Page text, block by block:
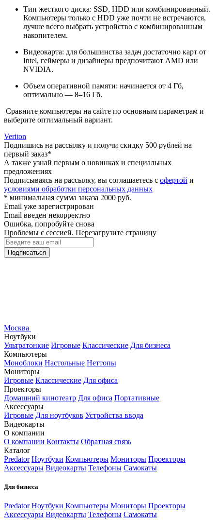
Тип жесткого диска: SSD, HDD или комбинированный.
Компьютеры только с HDD уже почти не встречаются,
лучше всего выбрать устройство с комбинированным
накопителем.
Видеокарта: для большинства задач достаточно карт от
Intel, геймеры и дизайнеры предпочитают AMD или
NVIDIA.
Объем оперативной памяти: начинается от 4 Гб,
оптимально — 8–16 Гб.
Сравните компьютеры на сайте по основным параметрам и
выберите оптимальный вариант.
Veriton
Подпишись на рассылку и получи скидку 500 рублей на
первый заказ*
А также узнай первым о новинках и специальных
предложениях
Подписываясь на рассылку, вы соглашаетесь с офертой и
условиями обработки персональных данных
* минимальная сумма заказа 2000 руб.
Email уже зарегистрирован
Email введен некорректно
Ошибка, попробуйте снова
Проблемы с сессией. Перезагрузите страницу
Подписаться
Москва
Ноутбуки
Ультратонкие Игровые Классические Для бизнеса
Компьютеры
Моноблоки Настольные Неттопы
Мониторы
Игровые Классические Для офиса
Проекторы
Домашний кинотеатр Для офиса Портативные
Аксессуары
Игровые Для ноутбуков Устройства ввода
Видеокарты
О компании
О компании Контакты Обратная связь
Каталог
Predator Ноутбуки Компьютеры Мониторы Проекторы
Аксессуары Видеокарты Телефоны Самокаты
Для бизнеса
Predator Ноутбуки Компьютеры Мониторы Проекторы
Аксессуары Видеокарты Телефоны Самокаты